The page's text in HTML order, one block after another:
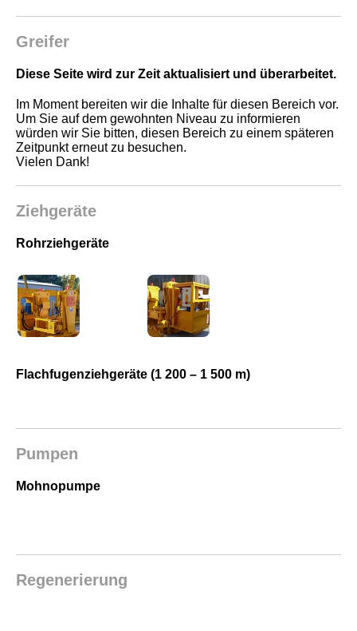
Greifer
Diese Seite wird zur Zeit aktualisiert und überarbeitet.
Im Moment bereiten wir die Inhalte für diesen Bereich vor.
Um Sie auf dem gewohnten Niveau zu informieren
würden wir Sie bitten, diesen Bereich zu einem späteren
Zeitpunkt erneut zu besuchen.
Vielen Dank!
Ziehgeräte
Rohrziehgeräte
Flachfugenziehgeräte (1 200 – 1 500 m)
Pumpen
Mohnopumpe
Regenerierung